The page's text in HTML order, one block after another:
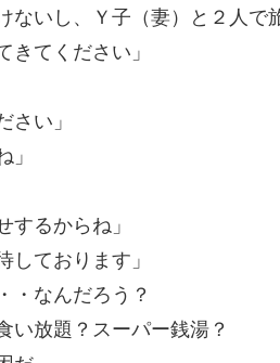
ないし、Ｙ子（妻）と２人で
きてください」
さい」
」
するからね」
しております」
・なんだろう？
い放題？スーパー銭湯？